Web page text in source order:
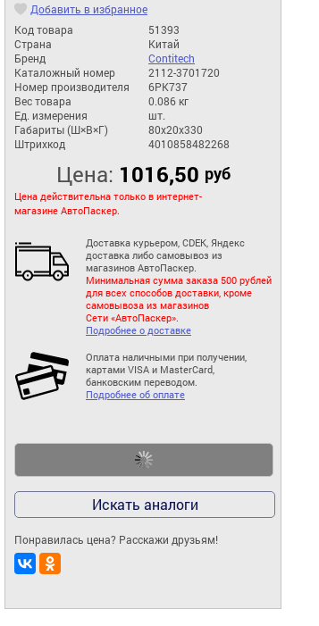
Добавить в избранное
Код товара
51393
Страна
Китай
Бренд
Contitech
Каталожный номер
2112-3701720
Номер производителя
6PK737
Вес товара
0.086 кг
Ед. измерения
шт.
Габариты (Ш×В×Г)
80x20x330
Штрихкод
4010858482268
Цена: 1016,50 руб
Цена действительна только в интернет-
магазине АвтоПаскер.
Доставка курьером, CDEK, Яндекс
доставка либо самовывоз из
магазинов АвтоПаскер.
Минимальная сумма заказа 500 рублей
для всех способов доставки, кроме
самовывоза из магазинов
Сети «АвтоПаскер».
Подробнее о доставке
Оплата наличными при получении,
картами VISA и MasterCard,
банковским переводом.
Подробнее об оплате
Искать аналоги
Понравилась цена? Расскажи друзьям!